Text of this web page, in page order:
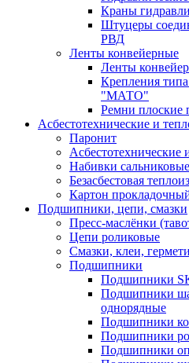
Краны
Штуцеры
РВД
Ленты конвейерные
Ленты
Крепления
"МАТО"
Ремни плоские
Асбестотехнические и
Паронит
Асбестотехнические
Набивки сальниковые
Безасбестовая
Картон
Подшипники, цепи, смазки
Пресс-маслёнки
Цепи роликовые
Смазки, клеи,
Подшипники
Подшипники
Подшипники
однорядные
Подшипники
Подшипники
Подшипники